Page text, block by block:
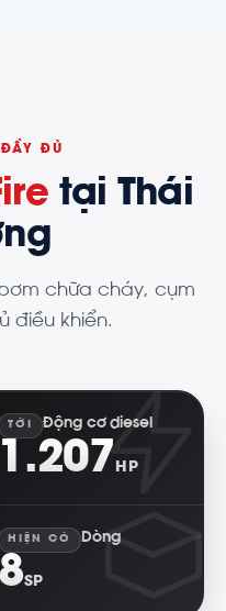
ĐỦ
tại Thái
chữa cháy, cụm
điều khiển.
TỚI Động cơ diesel
1.207 HP
HIỆN CÓ Dòng
8SP